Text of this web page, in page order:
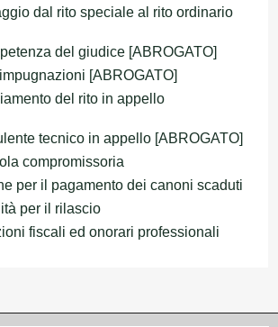
dal rito speciale al rito ordinario
del giudice [ABROGATO]
[ABROGATO]
del rito in appello
tecnico in appello [ABROGATO]
compromissoria
per il pagamento dei canoni scaduti
per il rilascio
fiscali ed onorari professionali